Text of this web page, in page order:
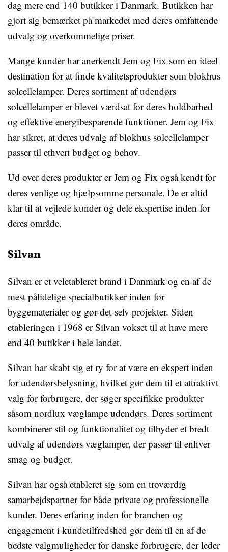
dag mere end 140 butikker i Danmark. Butikken har
gjort sig bemærket på markedet med deres omfattende
udvalg og overkommelige priser.
Mange kunder har anerkendt Jem og Fix som en ideel
destination for at finde kvalitetsprodukter som blokhus
solcellelamper. Deres sortiment af udendørs
solcellelamper er blevet værdsat for deres holdbarhed
og effektive energibesparende funktioner. Jem og Fix
har sikret, at deres udvalg af blokhus solcellelamper
passer til ethvert budget og behov.
Ud over deres produkter er Jem og Fix også kendt for
deres venlige og hjælpsomme personale. De er altid
klar til at vejlede kunder og dele ekspertise inden for
deres område.
Silvan
Silvan er et veletableret brand i Danmark og en af de
mest pålidelige specialbutikker inden for
byggematerialer og gør-det-selv projekter. Siden
etableringen i 1968 er Silvan vokset til at have mere
end 40 butikker i hele landet.
Silvan har skabt sig et ry for at være en ekspert inden
for udendørsbelysning, hvilket gør dem til et attraktivt
valg for forbrugere, der søger specifikke produkter
såsom nordlux væglampe udendørs. Deres sortiment
kombinerer stil og funktionalitet og tilbyder et bredt
udvalg af udendørs væglamper, der passer til enhver
smag og budget.
Silvan har også etableret sig som en troværdig
samarbejdspartner for både private og professionelle
kunder. Deres erfaring inden for branchen og
engagement i kundetilfredshed gør dem til en af de
bedste valgmuligheder for danske forbrugere, der leder